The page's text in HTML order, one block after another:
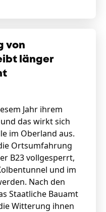
von
länger
Jahr ihrem
das wirkt sich
im Oberland aus.
Ortsumfahrung
B23 vollgesperrt,
und im
Nach den
Staatliche Bauamt
Witterung ihnen